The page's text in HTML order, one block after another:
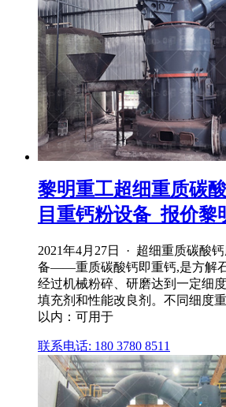
黎明重工超细重质碳
目重钙粉设备_报价黎
2021年4月27日 · 超细重质碳酸
备——重质碳酸钙即重钙,是方解
经过机械粉碎、研磨达到一定细
填充剂和性能改良剂。不同细度
以内：可用于
联系电话: 180 3780 8511